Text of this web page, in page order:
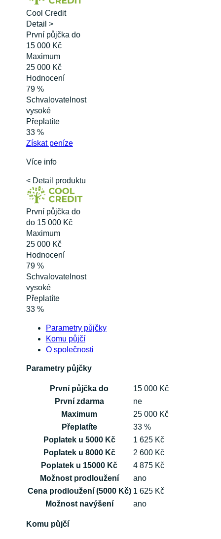
Cool Credit
Detail >
První půjčka do
15 000 Kč
Maximum
25 000 Kč
Hodnocení
79 %
Schvalovatelnost
vysoké
Přeplatíte
33 %
Získatpeníze
Více info
< Detail produktu
První půjčka do
do 15 000 Kč
Maximum
25 000 Kč
Hodnocení
79 %
Schvalovatelnost
vysoké
Přeplatíte
33 %
Parametry půjčky
Komu půjčí
O společnosti
Parametry půjčky
První půjčka do
15 000 Kč
První zdarma
ne
Maximum
25 000 Kč
Přeplatíte
33 %
Poplatek u 5000 Kč
1 625 Kč
Poplatek u 8000 Kč
2 600 Kč
Poplatek u 15000 Kč
4 875 Kč
Možnost prodloužení
ano
Cena prodloužení (5000 Kč) 1 625 Kč
Možnost navýšení
ano
Komu půjčí